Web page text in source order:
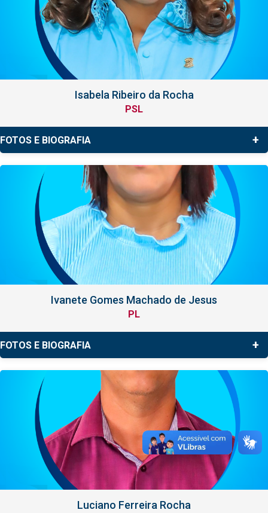
Isabela Ribeiro da Rocha
PSL
FOTOS E BIOGRAFIA +
Ivanete Gomes Machado de Jesus
PL
FOTOS E BIOGRAFIA +
Luciano Ferreira Rocha